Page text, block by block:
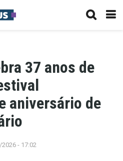
37 anos de
aniversário de
- 17:02